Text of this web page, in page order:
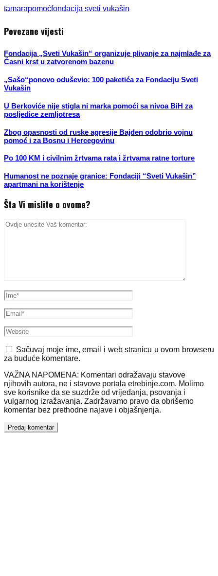
tamarapomoćfondacija sveti vukašin
Povezane vijesti
Fondacija „Sveti Vukašin“ organizuje plivanje za najmlađe za
Časni krst u zatvorenom bazenu
„Sašo“ponovo oduševio: 100 paketića za Fondaciju Sveti
Vukašin
U Berkoviće nije stigla ni marka pomoći sa nivoa BiH za
posljedice zemljotresa
Zbog opasnosti od ruske agresije Bajden odobrio vojnu
pomoć i za Bosnu i Hercegovinu
Po 100 KM i civilnim žrtvama rata i žrtvama ratne torture
Humanost ne poznaje granice: Fondaciji “Sveti Vukašin”
apartmani na korištenje
Šta Vi mislite o ovome?
Sačuvaj moje ime, email i web stranicu u ovom browseru
za buduće komentare.
VAŽNA NAPOMENA: Komentari odražavaju stavove
njihovih autora, ne i stavove portala etrebinje.com. Molimo
sve korisnike da se suzdrže od vrijeđanja, psovanja i
vulgarnog izražavanja. Zadržavamo pravo da obrišemo
komentar bez prethodne najave i objašnjenja.